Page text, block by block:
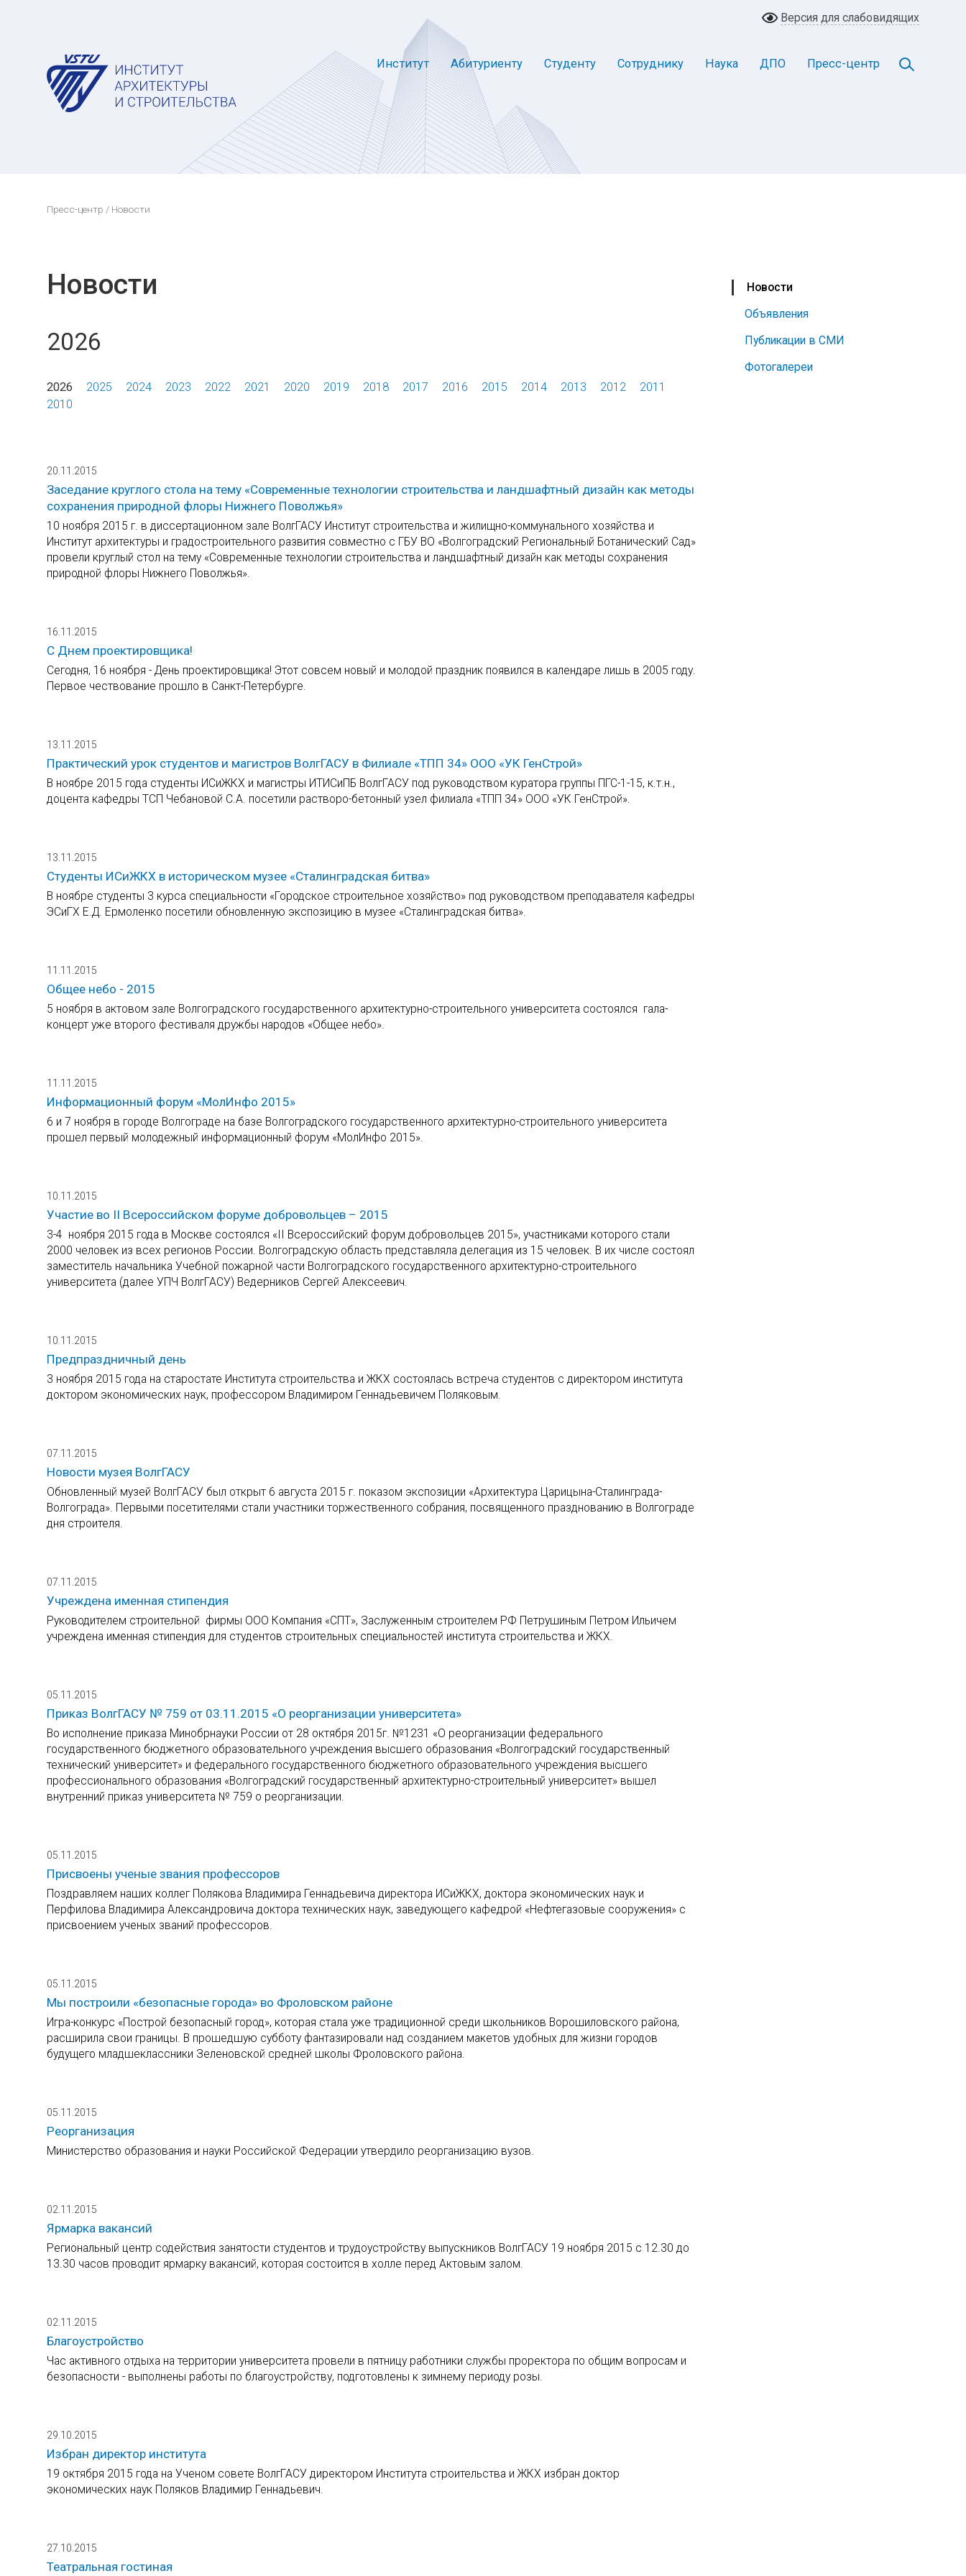
Версия для слабовидящих
Институт Абитуриенту Студенту Сотруднику Наука ДПО Пресс-центр
Пресс-центр / Новости
Новости
Объявления
Публикации в СМИ
Фотогалереи
Новости
2026
2026 2025 2024 2023 2022 2021 2020 2019 2018 2017 2016 2015 2014 2013 2012
2011
2010
20.11.2015
Заседание круглого стола на тему «Современные технологии строительства и ландшафтный дизайн как методы
сохранения природной флоры Нижнего Поволжья»
10 ноября 2015 г. в диссертационном зале ВолгГАСУ Институт строительства и жилищно-коммунального хозяйства и
Институт архитектуры и градостроительного развития совместно с ГБУ ВО «Волгоградский Региональный Ботанический Сад»
провели круглый стол на тему «Современные технологии строительства и ландшафтный дизайн как методы сохранения
природной флоры Нижнего Поволжья».
16.11.2015
С Днем проектировщика!
Сегодня, 16 ноября - День проектировщика! Этот совсем новый и молодой праздник появился в календаре лишь в 2005 году.
Первое чествование прошло в Санкт-Петербурге.
13.11.2015
Практический урок студентов и магистров ВолгГАСУ в Филиале «ТПП 34» ООО «УК ГенСтрой»
В ноябре 2015 года студенты ИСиЖКХ и магистры ИТИСиПБ ВолгГАСУ под руководством куратора группы ПГС-1-15, к.т.н.,
доцента кафедры ТСП Чебановой С.А. посетили растворо-бетонный узел филиала «ТПП 34» ООО «УК ГенСтрой».
13.11.2015
Студенты ИСиЖКХ в историческом музее «Сталинградская битва»
В ноябре студенты 3 курса специальности «Городское строительное хозяйство» под руководством преподавателя кафедры
ЭСиГХ Е.Д. Ермоленко посетили обновленную экспозицию в музее «Сталинградская битва».
11.11.2015
Общее небо - 2015
5 ноября в актовом зале Волгоградского государственного архитектурно-строительного университета состоялся гала-
концерт уже второго фестиваля дружбы народов «Общее небо».
11.11.2015
Информационный форум «МолИнфо 2015»
6 и 7 ноября в городе Волгограде на базе Волгоградского государственного архитектурно-строительного университета
прошел первый молодежный информационный форум «МолИнфо 2015».
10.11.2015
Участие во II Всероссийском форуме добровольцев – 2015
3-4 ноября 2015 года в Москве состоялся «II Всероссийский форум добровольцев 2015», участниками которого стали
2000 человек из всех регионов России. Волгоградскую область представляла делегация из 15 человек. В их числе состоял
заместитель начальника Учебной пожарной части Волгоградского государственного архитектурно-строительного
университета (далее УПЧ ВолгГАСУ) Ведерников Сергей Алексеевич.
10.11.2015
Предпраздничный день
3 ноября 2015 года на старостате Института строительства и ЖКХ состоялась встреча студентов с директором института
доктором экономических наук, профессором Владимиром Геннадьевичем Поляковым.
07.11.2015
Новости музея ВолгГАСУ
Обновленный музей ВолгГАСУ был открыт 6 августа 2015 г. показом экспозиции «Архитектура Царицына-Сталинграда-
Волгограда». Первыми посетителями стали участники торжественного собрания, посвященного празднованию в Волгограде
дня строителя.
07.11.2015
Учреждена именная стипендия
Руководителем строительной фирмы ООО Компания «СПТ», Заслуженным строителем РФ Петрушиным Петром Ильичем
учреждена именная стипендия для студентов строительных специальностей института строительства и ЖКХ.
05.11.2015
Приказ ВолгГАСУ № 759 от 03.11.2015 «О реорганизации университета»
Во исполнение приказа Минобрнауки России от 28 октября 2015г. №1231 «О реорганизации федерального
государственного бюджетного образовательного учреждения высшего образования «Волгоградский государственный
технический университет» и федерального государственного бюджетного образовательного учреждения высшего
профессионального образования «Волгоградский государственный архитектурно-строительный университет» вышел
внутренний приказ университета № 759 о реорганизации.
05.11.2015
Присвоены ученые звания профессоров
Поздравляем наших коллег Полякова Владимира Геннадьевича директора ИСиЖКХ, доктора экономических наук и
Перфилова Владимира Александровича доктора технических наук, заведующего кафедрой «Нефтегазовые сооружения» с
присвоением ученых званий профессоров.
05.11.2015
Мы построили «безопасные города» во Фроловском районе
Игра-конкурс «Построй безопасный город», которая стала уже традиционной среди школьников Ворошиловского района,
расширила свои границы. В прошедшую субботу фантазировали над созданием макетов удобных для жизни городов
будущего младшеклассники Зеленовской средней школы Фроловского района.
05.11.2015
Реорганизация
Министерство образования и науки Российской Федерации утвердило реорганизацию вузов.
02.11.2015
Ярмарка вакансий
Региональный центр содействия занятости студентов и трудоустройству выпускников ВолгГАСУ 19 ноября 2015 с 12.30 до
13.30 часов проводит ярмарку вакансий, которая состоится в холле перед Актовым залом.
02.11.2015
Благоустройство
Час активного отдыха на территории университета провели в пятницу работники службы проректора по общим вопросам и
безопасности - выполнены работы по благоустройству, подготовлены к зимнему периоду розы.
29.10.2015
Избран директор института
19 октября 2015 года на Ученом совете ВолгГАСУ директором Института строительства и ЖКХ избран доктор
экономических наук Поляков Владимир Геннадьевич.
27.10.2015
Театральная гостиная